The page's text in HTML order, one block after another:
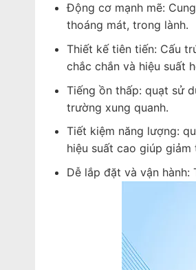
Động cơ mạnh mẽ:
thoáng mát, trong lành.
Thiết kế tiên tiến: Cấu
chắc chắn và hiệu suất
Tiếng ồn thấp: quạt sử
trường xung quanh.
Tiết kiệm năng lượng:
hiệu suất cao giúp
Dễ lắp đặt và vận